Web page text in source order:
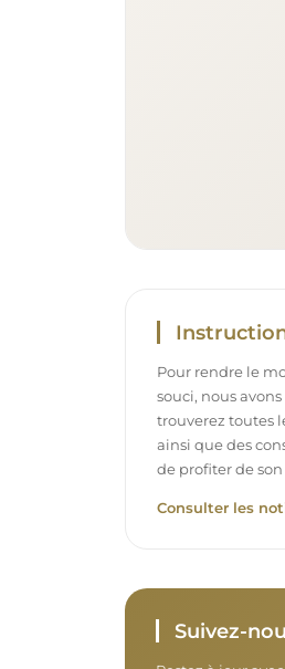
Pour rendre le
souci, nous
trouverez toutes
ainsi que des
de profiter de
Consulter les
Suivez-